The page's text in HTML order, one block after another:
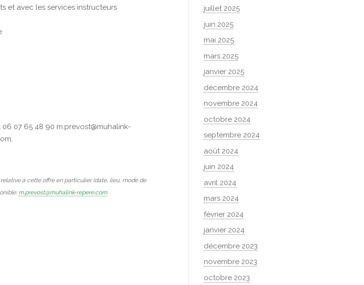
et avec les services instructeurs
07 65 48 90 m.prevost@muhalink-
à cette offre en particulier (date, lieu, mode de
m.prevost@muhalink-repere.com
juillet 2025
juin 2025
mai 2025
mars 2025
janvier 2025
décembre 2024
novembre 2024
octobre 2024
septembre 2024
août 2024
juin 2024
avril 2024
mars 2024
février 2024
janvier 2024
décembre 2023
novembre 2023
octobre 2023